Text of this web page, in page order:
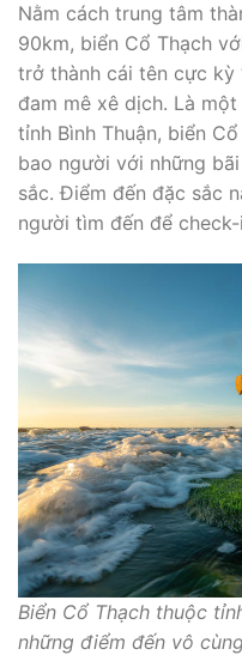
Nằm cách trung tâm
90km, biển Cổ Thạch
trở thành cái tên cực kỳ
đam mê xê dịch. Là
tỉnh Bình Thuận, biển
bao người với những
sắc. Điểm đến đặc sắc
người tìm đến để
Biển Cổ Thạch thuộc
những điểm đến vô